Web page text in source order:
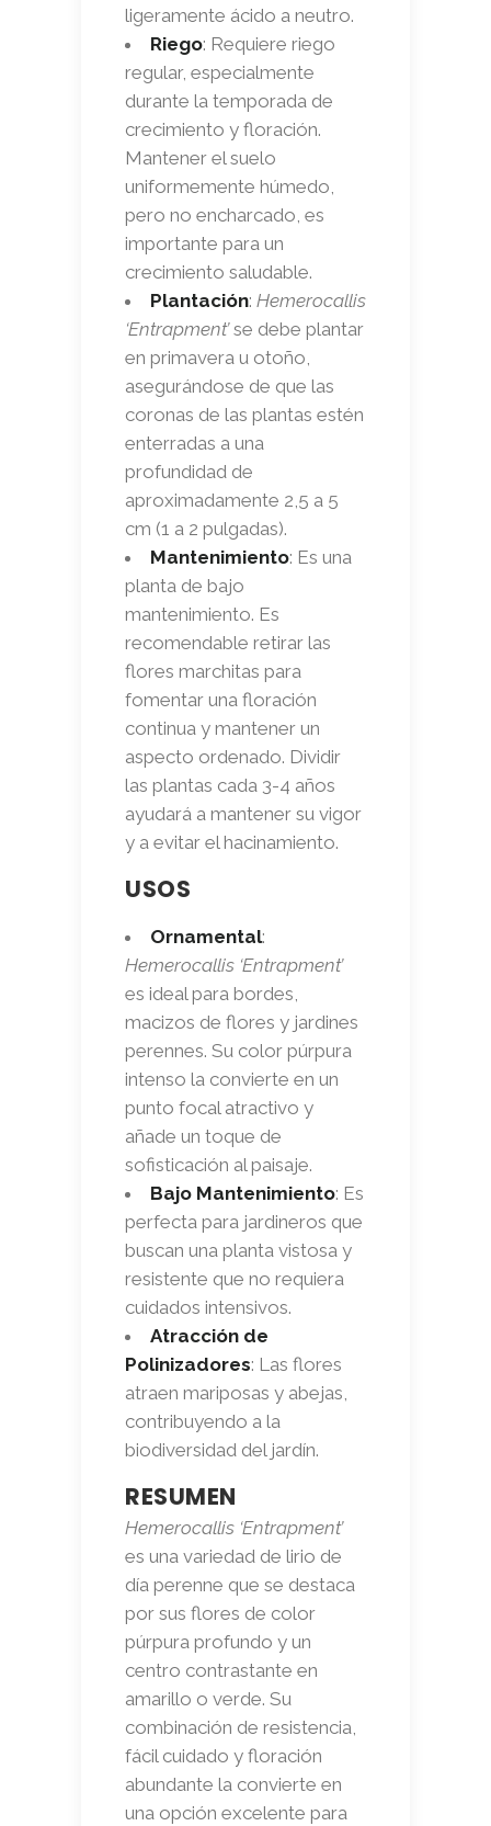
ligeramente ácido a neutro.
Riego: Requiere riego
regular, especialmente
durante la temporada de
crecimiento y floración.
Mantener el suelo
uniformemente húmedo,
pero no encharcado, es
importante para un
crecimiento saludable.
Plantación: Hemerocallis
‘Entrapment’se debe plantar
en primavera u otoño,
asegurándose de que las
coronas de las plantas estén
enterradas a una
profundidad de
aproximadamente 2,5 a 5
cm (1 a 2 pulgadas).
Mantenimiento: Es una
planta de bajo
mantenimiento. Es
recomendable retirar las
flores marchitas para
fomentar una floración
continua y mantener un
aspecto ordenado. Dividir
las plantas cada 3-4 años
ayudará a mantener su vigor
y a evitar el hacinamiento.
USOS
Ornamental:
Hemerocallis ‘Entrapment’
es ideal para bordes,
macizos de flores y jardines
perennes. Su color púrpura
intenso la convierte en un
punto focal atractivo y
añade un toque de
sofisticación al paisaje.
Bajo Mantenimiento: Es
perfecta para jardineros que
buscan una planta vistosa y
resistente que no requiera
cuidados intensivos.
Atracción de
Polinizadores: Las flores
atraen mariposas y abejas,
contribuyendo a la
biodiversidad del jardín.
RESUMEN
Hemerocallis ‘Entrapment’
es una variedad de lirio de
día perenne que se destaca
por sus flores de color
púrpura profundo y un
centro contrastante en
amarillo o verde. Su
combinación de resistencia,
fácil cuidado y floración
abundante la convierte en
una opción excelente para